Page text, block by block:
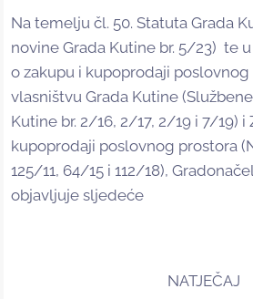
Na temelju čl. 50. Statuta Grada
novine Grada Kutine br. 5/23) te
o zakupu i kupoprodaji
vlasništvu Grada Kutine
Kutine br. 2/16, 2/17, 2/19 i 7/19) i
kupoprodaji poslovnog prostora
125/11, 64/15 i 112/18),
objavljuje sljedeće
NATJEČAJ